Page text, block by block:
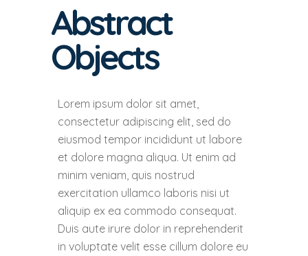
Abstract
Objects
Lorem ipsum dolor sit amet,
consectetur adipiscing elit, sed do
eiusmod tempor incididunt ut labore
et dolore magna aliqua. Ut enim ad
minim veniam, quis nostrud
exercitation ullamco laboris nisi ut
aliquip ex ea commodo consequat.
Duis aute irure dolor in reprehenderit
in voluptate velit esse cillum dolore eu